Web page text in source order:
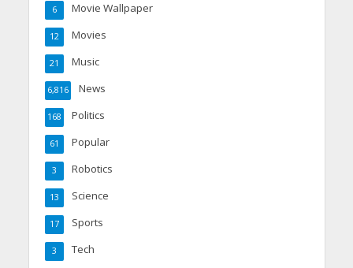
Movie Wallpaper
6
Movies
12
Music
21
News
6,816
Politics
168
Popular
61
Robotics
3
Science
13
Sports
17
Tech
3